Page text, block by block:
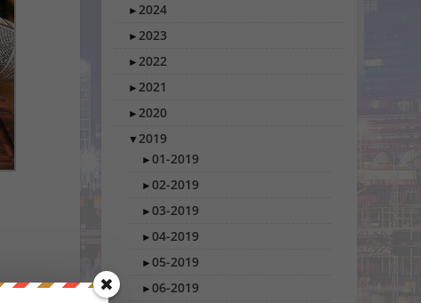
► 2024
► 2023
► 2022
► 2021
► 2020
▼ 2019
►01-2019
►02-2019
►03-2019
►04-2019
►05-2019
►06-2019